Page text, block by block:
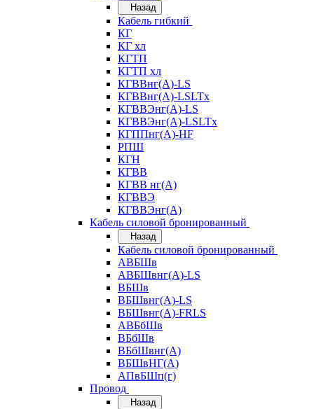
Назад
Кабель гибкий
КГ
КГ хл
КГТП
КГТП хл
КГВВнг(А)-LS
КГВВнг(А)-LSLTx
КГВВЭнг(А)-LS
КГВВЭнг(А)-LSLTx
КГППнг(А)-HF
РПШ
КГН
КГВВ
КГВВ нг(А)
КГВВЭ
КГВВЭнг(А)
Кабель силовой бронированный
Назад
Кабель силовой бронированный
АВБШв
АВБШвнг(А)-LS
ВБШв
ВБШвнг(А)-LS
ВБШвнг(А)-FRLS
АВБбШв
ВБбШв
ВБбШвнг(А)
ВБШвНГ(А)
АПвБШп(г)
Провод
Назад